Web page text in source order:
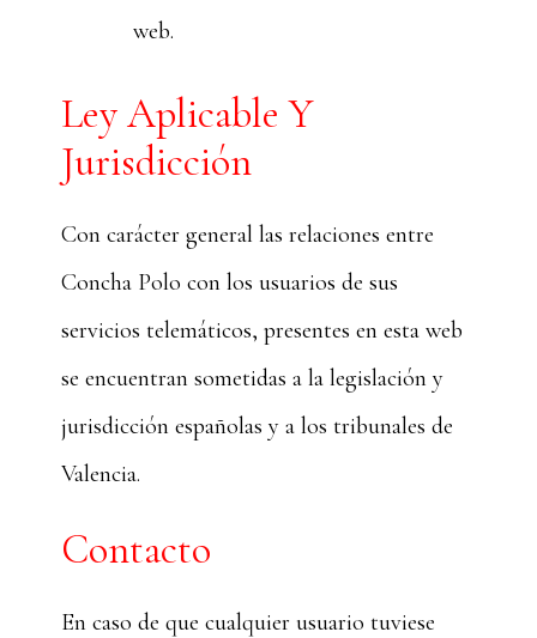
web.
Ley Aplicable Y
Jurisdicción
Con carácter general las relaciones entre
Concha Polo con los usuarios de sus
servicios telemáticos, presentes en esta web
se encuentran sometidas a la legislación y
jurisdicción españolas y a los tribunales de
Valencia.
Contacto
En caso de que cualquier usuario tuviese